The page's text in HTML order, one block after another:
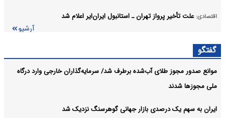
اقتصادی: علت تأخیر پرواز تهران ـ استانبول ایران‌ایر اعلام شد
آرشیو
گفتگو
موانع صدور مجوز طلای آب‌شده برطرف شد/ سرمایه‌گذاران خارجی وارد درگاه
ملی مجوزها شدند
ایران به سهم یک‌ درصدی بازار جهانی گوهرسنگ نزدیک شد